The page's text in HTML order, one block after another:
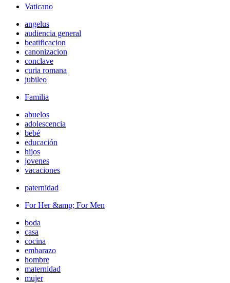
Vaticano
angelus
audiencia general
beatificacion
canonizacion
conclave
curia romana
jubileo
Familia
abuelos
adolescencia
bebé
educación
hijos
jovenes
vacaciones
paternidad
For Her &amp; For Men
boda
casa
cocina
embarazo
hombre
maternidad
mujer